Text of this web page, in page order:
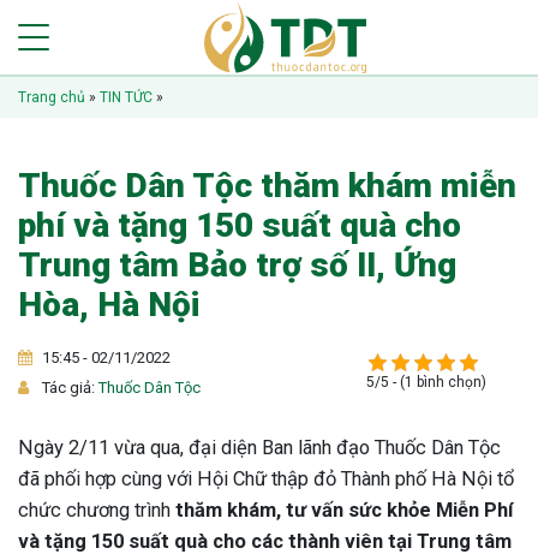
Trang chủ » TIN TỨC »
Thuốc Dân Tộc thăm khám miễn
phí và tặng 150 suất quà cho
Trung tâm Bảo trợ số II, Ứng
Hòa, Hà Nội
15:45 - 02/11/2022
Tác giả:Thuốc Dân Tộc 5/5 - (1 bình chọn)
Ngày 2/11 vừa qua, đại diện Ban lãnh đạo Thuốc Dân Tộc
đã phối hợp cùng với Hội Chữ thập đỏ Thành phố Hà Nội tổ
chức chương trình thăm khám, tư vấn sức khỏe Miễn Phí
và tặng 150 suất quà cho các thành viên tại Trung tâm